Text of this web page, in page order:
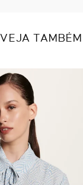
VEJA TAMBÉM